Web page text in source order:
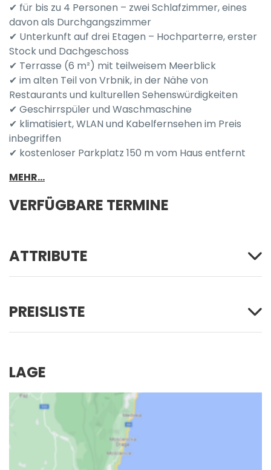
✔ für bis zu 4 Personen – zwei Schlafzimmer, eines
davon als Durchgangszimmer
✔ Unterkunft auf drei Etagen – Hochparterre, erster
Stock und Dachgeschoss
✔ Terrasse (6 m²) mit teilweisem Meerblick
✔ im alten Teil von Vrbnik, in der Nähe von
Restaurants und kulturellen Sehenswürdigkeiten
✔ Geschirrspüler und Waschmaschine
✔ klimatisiert, WLAN und Kabelfernsehen im Preis
inbegriffen
✔ kostenloser Parkplatz 150 m vom Haus entfernt
MEHR...
VERFÜGBARE TERMINE
ATTRIBUTE
PREISLISTE
LAGE